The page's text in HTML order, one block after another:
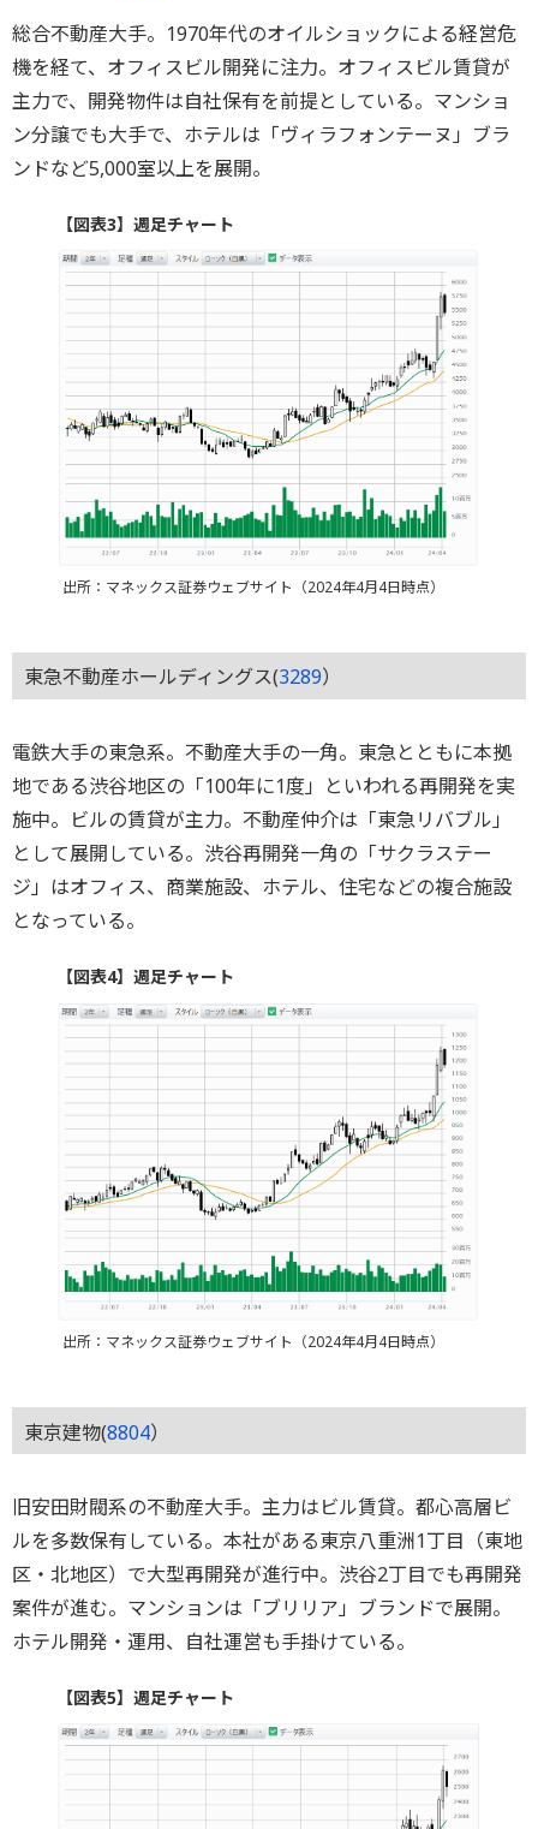
総合不動産大手。1970年代のオイルショックによる経営危
機を経て、オフィスビル開発に注力。オフィスビル賃貸が
主力で、開発物件は自社保有を前提としている。マンショ
ン分譲でも大手で、ホテルは「ヴィラフォンテーヌ」ブラ
ンドなど5,000室以上を展開。
【図表3】週足チャート
出所：マネックス証券ウェブサイト（2024年4月4日時点）
東急不動産ホールディングス(3289）
電鉄大手の東急系。不動産大手の一角。東急とともに本拠
地である渋谷地区の「100年に1度」といわれる再開発を実
施中。ビルの賃貸が主力。不動産仲介は「東急リバブル」
として展開している。渋谷再開発一角の「サクラステー
ジ」はオフィス、商業施設、ホテル、住宅などの複合施設
となっている。
【図表4】週足チャート
出所：マネックス証券ウェブサイト（2024年4月4日時点）
東京建物(8804）
旧安田財閥系の不動産大手。主力はビル賃貸。都心高層ビ
ルを多数保有している。本社がある東京八重洲1丁目（東地
区・北地区）で大型再開発が進行中。渋谷2丁目でも再開発
案件が進む。マンションは「ブリリア」ブランドで展開。
ホテル開発・運用、自社運営も手掛けている。
【図表5】週足チャート